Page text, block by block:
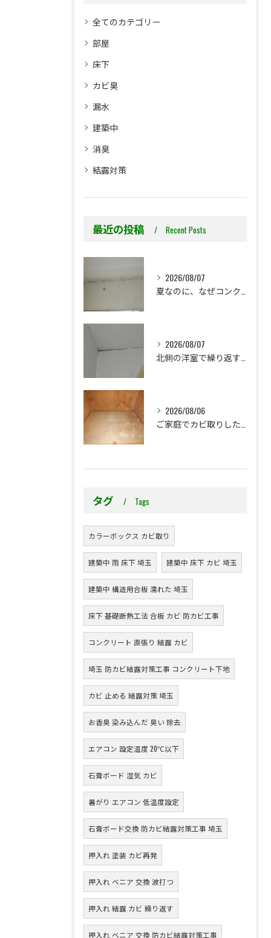
全てのカテゴリー
部屋
床下
カビ臭
漏水
建築中
消臭
結露対策
最近の投稿 Recent Posts
2026/08/07
2026/08/07
2026/08/06
タグ Tags
カラーボックス カビ取り
建築中 雨 床下 埼玉 建築中 床下 カビ 埼玉
建築中 構造用合板 濡れた 埼玉
床下 基礎断熱工法 合板 カビ 防カビ工事
コンクリート 直張り 結露 カビ
埼玉 防カビ結露対策工事 コンクリート下地
カビ 止める 結露対策 埼玉
お香臭 染み込んだ 臭い 除去
エアコン 設定温度 20℃以下
石膏ボード 湿気 カビ
暑がり エアコン 低温度設定
石膏ボード交換 防カビ結露対策工事 埼玉
押入れ 塗装 カビ再発
押入れ ベニア 交換 波打つ
押入れ 結露 カビ 繰り返す
押入れ ベニア 交換 防カビ結露対策工事